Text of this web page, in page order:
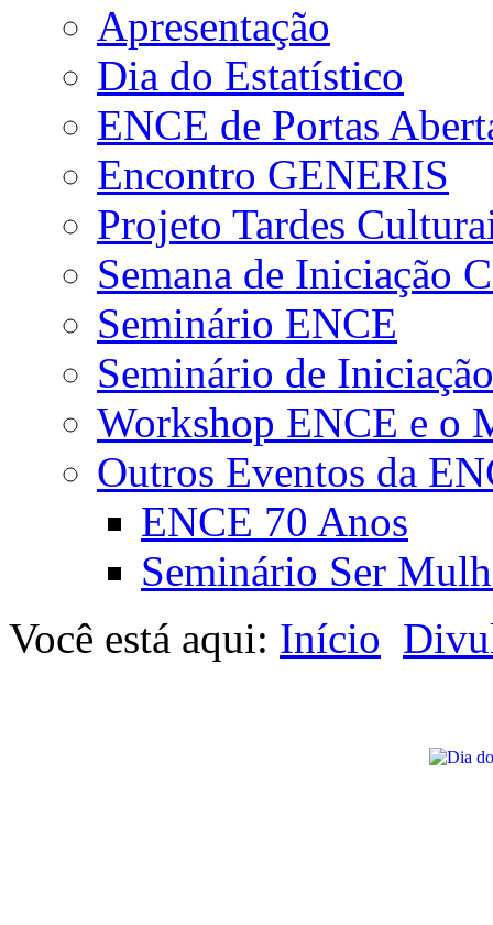
Apresentação
Dia do Estatístico
ENCE de Portas
Encontro GENERIS
Projeto Tardes
Semana de Iniciação
Seminário ENCE
Seminário de
Workshop ENCE e o
Outros Eventos da
ENCE 70 Anos
Seminário Ser
Você está aqui: Início